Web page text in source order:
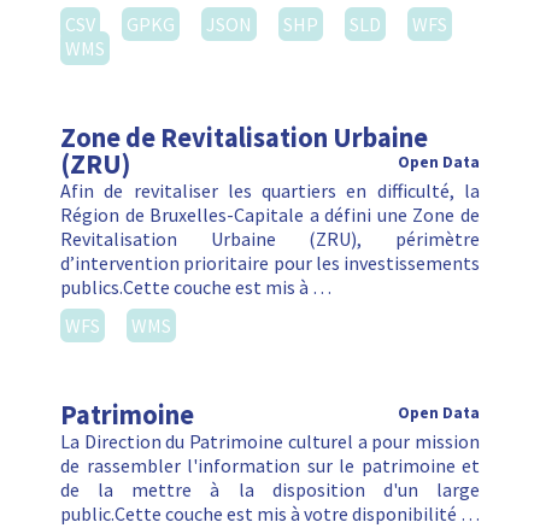
CSV
GPKG JSON SHP SLD
WFS
WMS
Zone de Revitalisation Urbaine
(ZRU) Open Data
Afin de revitaliser les quartiers en difficulté, la
Région de Bruxelles-Capitale a défini une Zone de
Revitalisation Urbaine (ZRU), périmètre
d’intervention prioritaire pour les investissements
publics.Cette couche est mis à …
WFS
WMS
Patrimoine Open Data
La Direction du Patrimoine culturel a pour mission
de rassembler l'information sur le patrimoine et
de la mettre à la disposition d'un large
public.Cette couche est mis à votre disponibilité …